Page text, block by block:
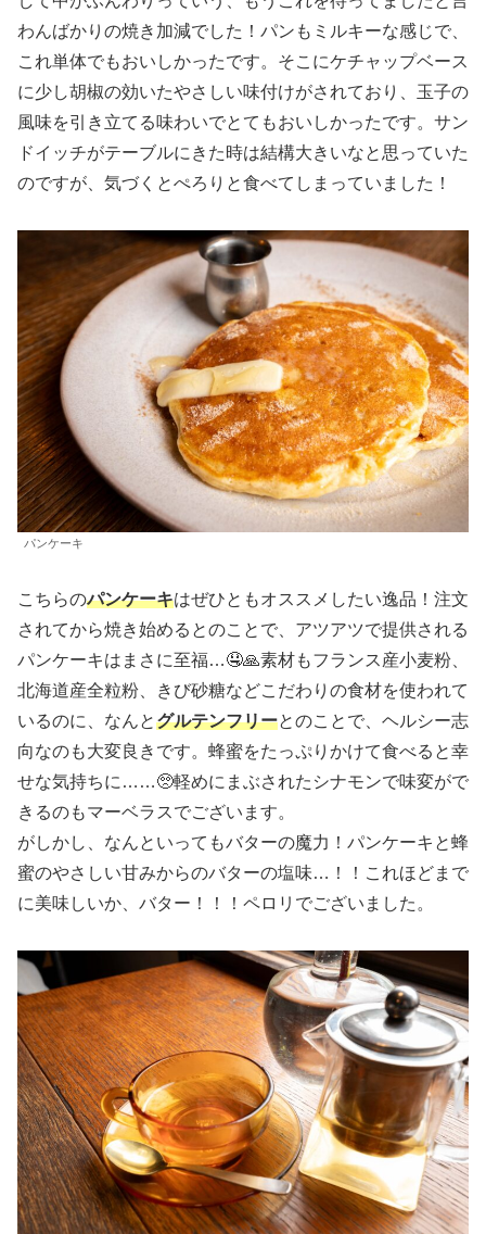
わんばかりの焼き加減でした！パンもミルキーな感じで、
これ単体でもおいしかったです。そこにケチャップベース
に少し胡椒の効いたやさしい味付けがされており、玉子の
風味を引き立てる味わいでとてもおいしかったです。サン
ドイッチがテーブルにきた時は結構大きいなと思っていた
のですが、気づくとぺろりと食べてしまっていました！
パンケーキ
こちらのパンケーキはぜひともオススメしたい逸品！注文
されてから焼き始めるとのことで、アツアツで提供される
パンケーキはまさに至福…🤤🙏素材もフランス産小麦粉、
北海道産全粒粉、きび砂糖などこだわりの食材を使われて
いるのに、なんとグルテンフリーとのことで、ヘルシー志
向なのも大変良きです。蜂蜜をたっぷりかけて食べると幸
せな気持ちに……🥺軽めにまぶされたシナモンで味変がで
きるのもマーベラスでございます。
がしかし、なんといってもバターの魔力！パンケーキと蜂
蜜のやさしい甘みからのバターの塩味…！！これほどまで
に美味しいか、バター！！！ペロリでございました。